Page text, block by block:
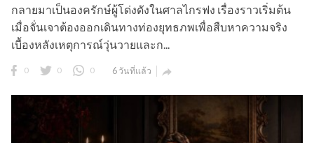
กลายมาเป็นองครักษ์ผู้โด่งดังในศาลไกรฟง เรื่องราวเริ่มต้น
เมื่อจั่นเจาต้องออกเดินทางท่องยุทธภพเพื่อสืบหาความจริง
เบื้องหลังเหตุการณ์วุ่นวายและก...
0 0 0 6 วันที่แล้ว 